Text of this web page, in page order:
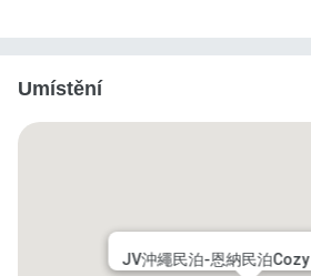
Umístění
JV沖繩民泊-恩納民泊